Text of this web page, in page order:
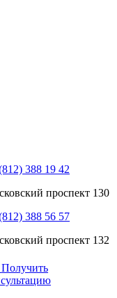
388 19 42
проспект 130
388 56 57
проспект 132
Получить